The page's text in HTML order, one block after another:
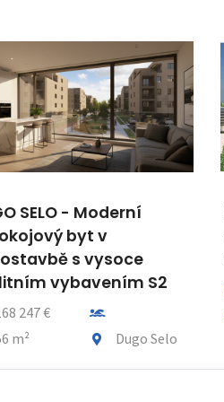
SELO - Moderní
byt v
s vysoce
vybavením S2
247 €
Vzdálenost od moře
celkem
m² Obec, část obce
Dugo Selo